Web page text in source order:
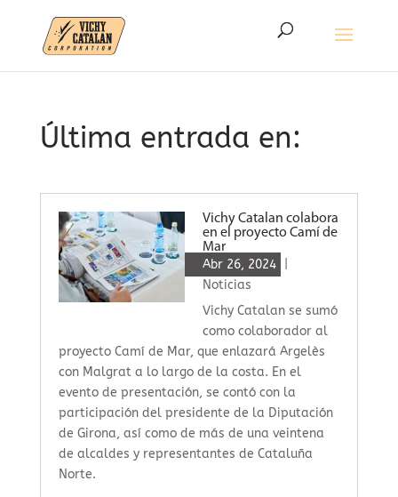
Última entrada en:
Vichy Catalan colabora
en el proyecto Camí de
Mar
Abr 26, 2024
Noticias
Vichy Catalan se sumó
como colaborador al
proyecto Camí de Mar, que enlazará Argelès
con Malgrat a lo largo de la costa. En el
evento de presentación, se contó con la
participación del presidente de la Diputación
de Girona, así como de más de una veintena
de alcaldes y representantes de Cataluña
Norte.